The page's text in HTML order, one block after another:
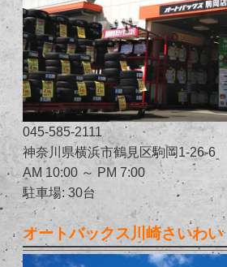
045-585-2111
神奈川県横浜市鶴見区駒岡1-26-6
AM 10:00 ～ PM 7:00
駐車場: 30台
オートバックス川崎さいわい